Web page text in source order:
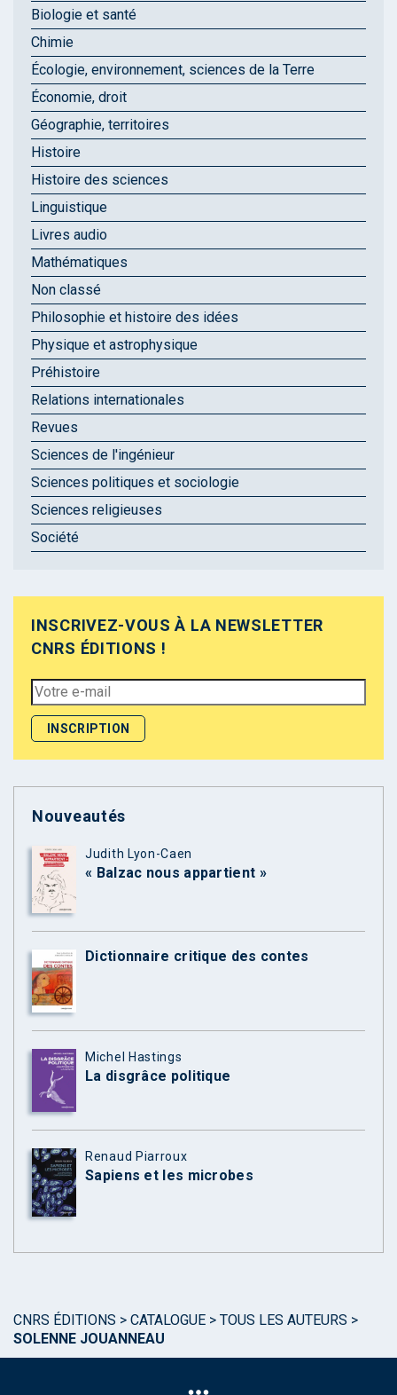
Biologie et santé
Chimie
Écologie, environnement, sciences de la Terre
Économie, droit
Géographie, territoires
Histoire
Histoire des sciences
Linguistique
Livres audio
Mathématiques
Non classé
Philosophie et histoire des idées
Physique et astrophysique
Préhistoire
Relations internationales
Revues
Sciences de l'ingénieur
Sciences politiques et sociologie
Sciences religieuses
Société
INSCRIVEZ-VOUS À LA NEWSLETTER
CNRS ÉDITIONS !
Nouveautés
Judith Lyon-Caen
« Balzac nous appartient »
Dictionnaire critique des contes
Michel Hastings
La disgrâce politique
Renaud Piarroux
Sapiens et les microbes
CNRS ÉDITIONS > CATALOGUE > TOUS LES AUTEURS >
SOLENNE JOUANNEAU